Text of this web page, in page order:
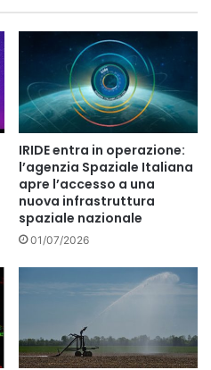
IRIDE entra in operazione:
l’agenzia Spaziale Italiana
apre l’accesso a una
nuova infrastruttura
spaziale nazionale
01/07/2026